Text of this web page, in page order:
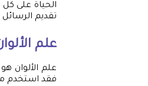
الحياة على
تقديم
علم
علم الألوان
فقد استخدم